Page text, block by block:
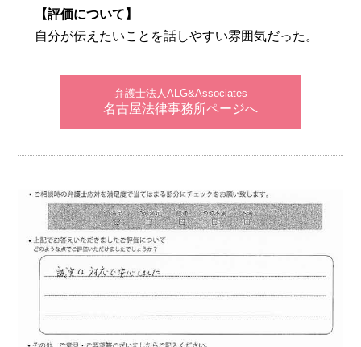
【評価について】
自分が伝えたいことを話しやすい雰囲気だった。
弁護士法人ALG&Associates
名古屋法律事務所ページへ